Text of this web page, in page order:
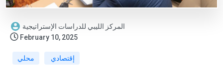
المركز الليبي للدراسات الإستراتيجية
February 10, 2025
إقتصادي محلي